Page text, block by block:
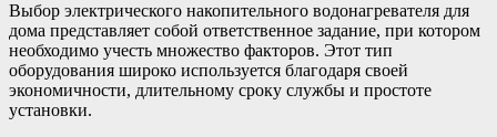
Выбор электрического накопительного водонагревателя для
дома представляет собой ответственное задание, при котором
необходимо учесть множество факторов. Этот тип
оборудования широко используется благодаря своей
экономичности, длительному сроку службы и простоте
установки.